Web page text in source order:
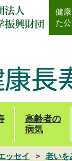
健
た
高齢者の
病気
ッセイ 老いを